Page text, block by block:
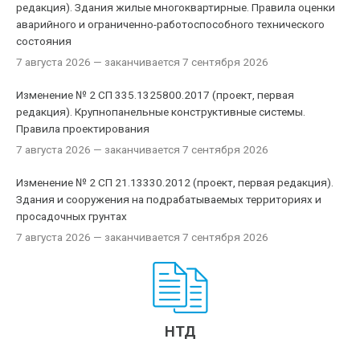
редакция). Здания жилые многоквартирные. Правила оценки
аварийного и ограниченно-работоспособного технического
состояния
7 августа 2026 — заканчивается 7 сентября 2026
Изменение № 2 СП 335.1325800.2017 (проект, первая
редакция). Крупнопанельные конструктивные системы.
Правила проектирования
7 августа 2026 — заканчивается 7 сентября 2026
Изменение № 2 СП 21.13330.2012 (проект, первая редакция).
Здания и сооружения на подрабатываемых территориях и
просадочных грунтах
7 августа 2026 — заканчивается 7 сентября 2026
НТД